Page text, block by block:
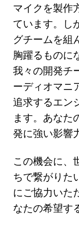
マイクを製作
ています。し
グチームを組
胸躍るものに
我々の開発チ
ーディオマニ
追求するエン
ます。あなた
発に強い影響
この機会に、
ちで繋がりた
にご協力いた
なたの希望す